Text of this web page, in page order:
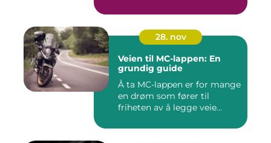
28. nov
Veien til MC-lappen: En
grundig guide
Å ta MC-lappen er for mange
en drøm som fører til
friheten av å legge veie...